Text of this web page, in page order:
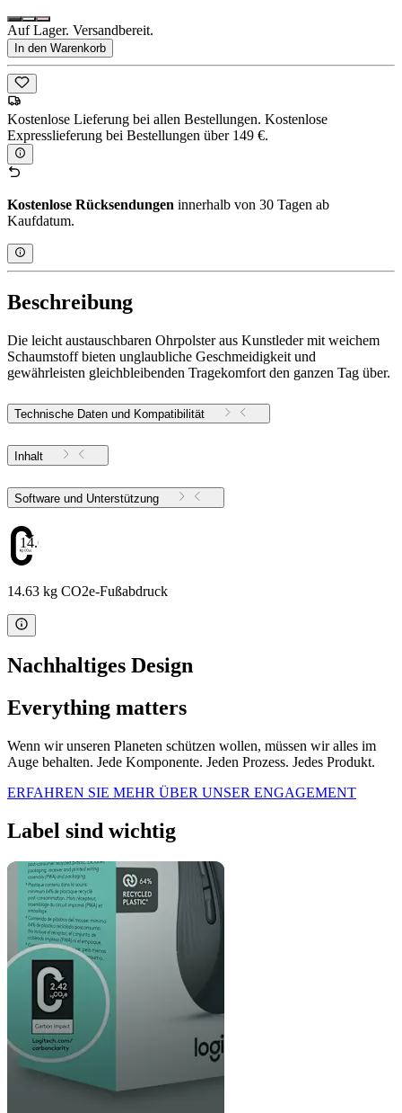
Auf Lager. Versandbereit.
In den Warenkorb
Kostenlose Lieferung bei allen Bestellungen. Kostenlose
Expresslieferung bei Bestellungen über 149 €.
Kostenlose Rücksendungen innerhalb von 30 Tagen ab
Kaufdatum.
Beschreibung
Die leicht austauschbaren Ohrpolster aus Kunstleder mit weichem
Schaumstoff bieten unglaubliche Geschmeidigkeit und
gewährleisten gleichbleibenden Tragekomfort den ganzen Tag über.
Technische Daten und Kompatibilität
Inhalt
Software und Unterstützung
14.63
14.63 kg CO2e-Fußabdruck
Nachhaltiges Design
Everything matters
Wenn wir unseren Planeten schützen wollen, müssen wir alles im
Auge behalten. Jede Komponente. Jeden Prozess. Jedes Produkt.
ERFAHREN SIE MEHR ÜBER UNSER ENGAGEMENT
Label sind wichtig